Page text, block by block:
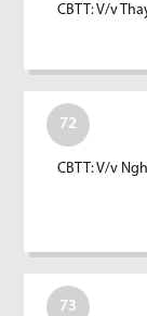
CBTT: V/v
72
CBTT: V/v
73